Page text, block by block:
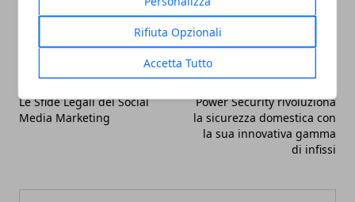
Rifiuta Opzionali
Accetta Tutto
Articolo Precedente
Le Sfide Legali del Social
Media Marketing
Articolo Successivo
Power Security rivoluziona
la sicurezza domestica con
la sua innovativa gamma
di infissi